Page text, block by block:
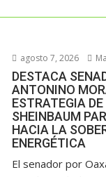
agosto 7, 2026
DESTACA
ANTONINO
ESTRATEGIA
SHEINBAUM
HACIA LA
ENERGÉTICA
El senador por